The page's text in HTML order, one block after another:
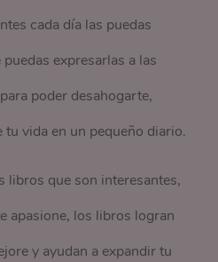
cada día las puedas
expresarlas a las
poder desahogarte,
tu vida en un pequeño diario.
libros que son interesantes,
apasione, los libros logran
y ayudan a expandir tu